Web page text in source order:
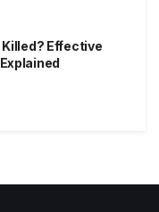
Effective